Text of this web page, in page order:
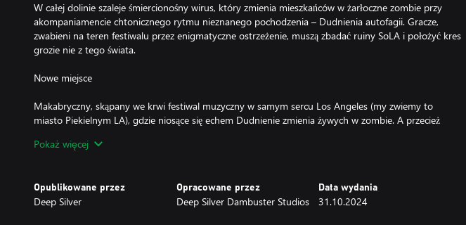
W całej dolinie szaleje śmiercionośny wirus, który zmienia mieszkańców w żarłoczne zombie przy
akompaniamencie chtonicznego rytmu nieznanego pochodzenia – Dudnienia autofagii. Gracze,
zwabieni na teren festiwalu przez enigmatyczne ostrzeżenie, muszą zbadać ruiny SoLA i położyć kres
grozie nie z tego świata.
Nowe miejsce
Makabryczny, skąpany we krwi festiwal muzyczny w samym sercu Los Angeles (my zwiemy to
miasto Piekielnym LA), gdzie niosące się echem Dudnienie zmienia żywych w zombie. A przecież
Chłostacz – nowy wariant szczytowy zombie, który pod wpływem autofagii pała przemożną
nienawiścią do samego siebie. Jego pragnienie samookaleczenia zmieniło go w wybebeszonego
Pokaż więcej
Opublikowane przez
Deep Silver
Opracowane przez
Deep Silver Dambuster Studios
Data wydania
31.10.2024